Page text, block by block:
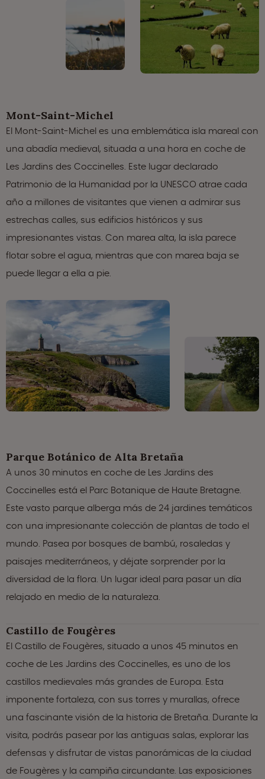
Mont-Saint-Michel
El Mont-Saint-Michel es una emblemática isla mareal con
una abadía medieval, situada a una hora en coche de
Les Jardins des Coccinelles. Este lugar declarado
Patrimonio de la Humanidad por la UNESCO atrae cada
año a millones de visitantes que vienen a admirar sus
estrechas calles, sus edificios históricos y sus
impresionantes vistas. Con marea alta, la isla parece
flotar sobre el agua, mientras que con marea baja se
puede llegar a ella a pie.
Parque Botánico de Alta Bretaña
A unos 30 minutos en coche de Les Jardins des
Coccinelles está el Parc Botanique de Haute Bretagne.
Este vasto parque alberga más de 24 jardines temáticos
con una impresionante colección de plantas de todo el
mundo. Pasea por bosques de bambú, rosaledas y
paisajes mediterráneos, y déjate sorprender por la
diversidad de la flora. Un lugar ideal para pasar un día
relajado en medio de la naturaleza.
Castillo de Fougères
El Castillo de Fougères, situado a unos 45 minutos en
coche de Les Jardins des Coccinelles, es uno de los
castillos medievales más grandes de Europa. Esta
imponente fortaleza, con sus torres y murallas, ofrece
una fascinante visión de la historia de Bretaña. Durante la
visita, podrás pasear por las antiguas salas, explorar las
defensas y disfrutar de vistas panorámicas de la ciudad
de Fougères y la campiña circundante. Las exposiciones